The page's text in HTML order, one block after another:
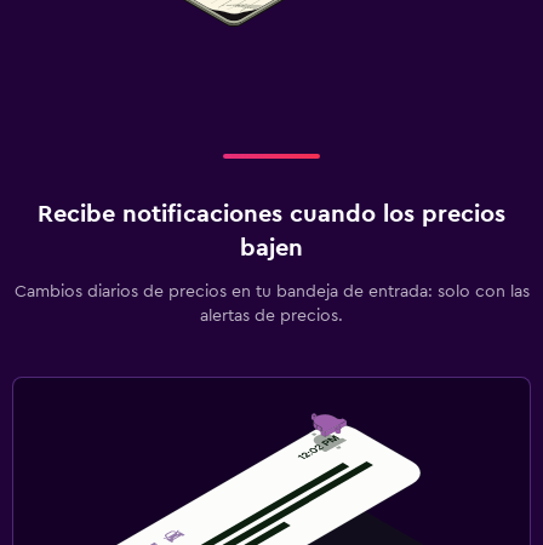
Recibe notificaciones cuando los precios
bajen
Cambios diarios de precios en tu bandeja de entrada: solo con las
alertas de precios.